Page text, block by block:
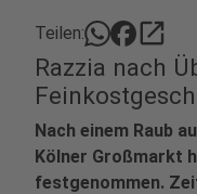
Teilen: open_in_new
Razzia nach
Nach einem Raub
Kölner Großmarkt
festgenommen.